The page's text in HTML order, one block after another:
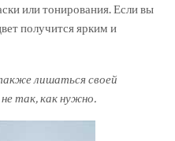
или тонирования. Если вы
получится ярким и
лишаться своей
так, как нужно.